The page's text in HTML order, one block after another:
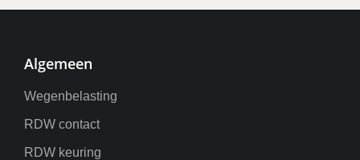
Algemeen
Wegenbelasting
RDW contact
RDW keuring